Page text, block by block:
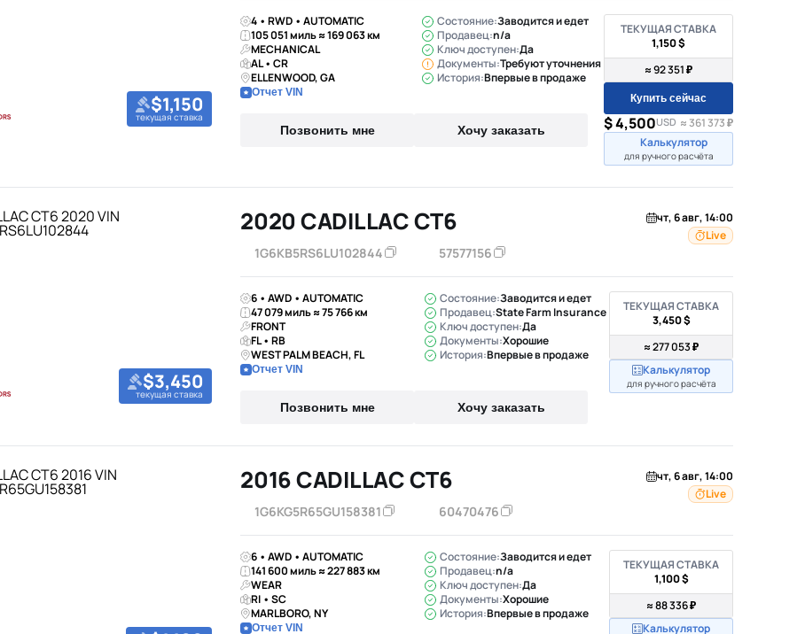
$1,150
текущая ставка
4 • RWD • AUTOMATIC
105 051 миль ≈ 169 063 км
MECHANICAL
AL • CR
ELLENWOOD, GA
Отчет VIN
Состояние:Заводится и едет
Продавец:n/a
Ключ доступен:Да
Документы:Требуют уточнения
История:Впервые в продаже
Позвонить мне Хочу заказать
ТЕКУЩАЯ СТАВКА
1,150 $
≈ 92 351 ₽
Купить сейчас
$ 4,500USD ≈ 361 373 ₽
Калькулятор
для ручного расчёта
$3,450
текущая ставка
2020 CADILLAC CT6
1G6KB5RS6LU102844 57577156
чт, 6 авг, 14:00
Live
6 • AWD • AUTOMATIC
47 079 миль ≈ 75 766 км
FRONT
FL • RB
WEST PALM BEACH, FL
Отчет VIN
Состояние:Заводится и едет
Продавец:State Farm Insurance
Ключ доступен:Да
Документы:Хорошие
История:Впервые в продаже
Позвонить мне Хочу заказать
ТЕКУЩАЯ СТАВКА
3,450 $
≈ 277 053 ₽
Калькулятор
для ручного расчёта
2016 CADILLAC CT6
1G6KG5R65GU158381 60470476
чт, 6 авг, 14:00
Live
6 • AWD • AUTOMATIC
141 600 миль ≈ 227 883 км
WEAR
RI • SC
MARLBORO, NY
Отчет VIN
Состояние:Заводится и едет
Продавец:n/a
Ключ доступен:Да
Документы:Хорошие
История:Впервые в продаже
ТЕКУЩАЯ СТАВКА
1,100 $
≈ 88 336 ₽
Калькулятор